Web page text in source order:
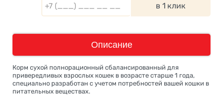
в 1 клик
Описание
Корм сухой полнорационный сбалансированный для
привередливых взрослых кошек в возрасте старше 1 года,
специально разработан с учетом потребностей вашей кошки в
питательных веществах.